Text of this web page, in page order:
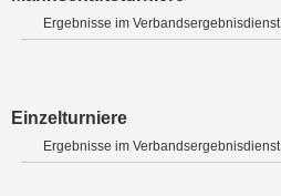
Ergebnisse im Verbandsergebnisdienst
Einzelturniere
Ergebnisse im Verbandsergebnisdienst